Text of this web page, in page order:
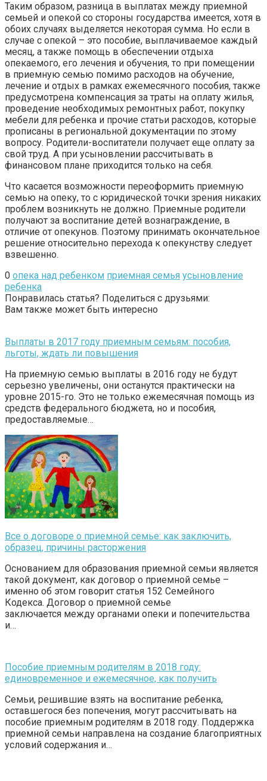
Таким образом, разница в выплатах между приемной
семьей и опекой со стороны государства имеется, хотя в
обоих случаях выделяется некоторая сумма. Но если в
случае с опекой – это пособие, выплачиваемое каждый
месяц, а также помощь в обеспечении отдыха
опекаемого, его лечения и обучения, то при помещении
в приемную семью помимо расходов на обучение,
лечение и отдых в рамках ежемесячного пособия, также
предусмотрена компенсация за траты на оплату жилья,
проведение необходимых ремонтных работ, покупку
мебели для ребенка и прочие статьи расходов, которые
прописаны в региональной документации по этому
вопросу. Родители-воспитатели получает еще оплату за
свой труд. А при усыновлении рассчитывать в
финансовом плане приходится только на себя.
Что касается возможности переоформить приемную
семью на опеку, то с юридической точки зрения никаких
проблем возникнуть не должно. Приемные родители
получают за воспитание детей вознаграждение, в
отличие от опекунов. Поэтому принимать окончательное
решение относительно перехода к опекунству следует
взвешенно.
0 опека над ребенком приемная семья усыновление
ребенка
Понравилась статья? Поделиться с друзьями:
Вам также может быть интересно
Выплаты в 2017 году приемным семьям: пособия,
льготы, ждать ли повышения
На приемную семью выплаты в 2016 году не будут
серьезно увеличены, они останутся практически на
уровне 2015-го. Это не только ежемесячная помощь из
средств федерального бюджета, но и пособия,
предоставляемые…
Все о договоре о приемной семье: как заключить,
образец, причины расторжения
Основанием для образования приемной семьи является
такой документ, как договор о приемной семье –
именно об этом говорит статья 152 Семейного
Кодекса. Договор о приемной семье
заключается между органами опеки и попечительства
и…
Пособие приемным родителям в 2018 году:
единовременное и ежемесячное, как получить
Семьи, решившие взять на воспитание ребенка,
оставшегося без попечения, могут рассчитывать на
пособие приемным родителям в 2018 году. Поддержка
приемной семьи направлена на создание благоприятных
условий содержания и…